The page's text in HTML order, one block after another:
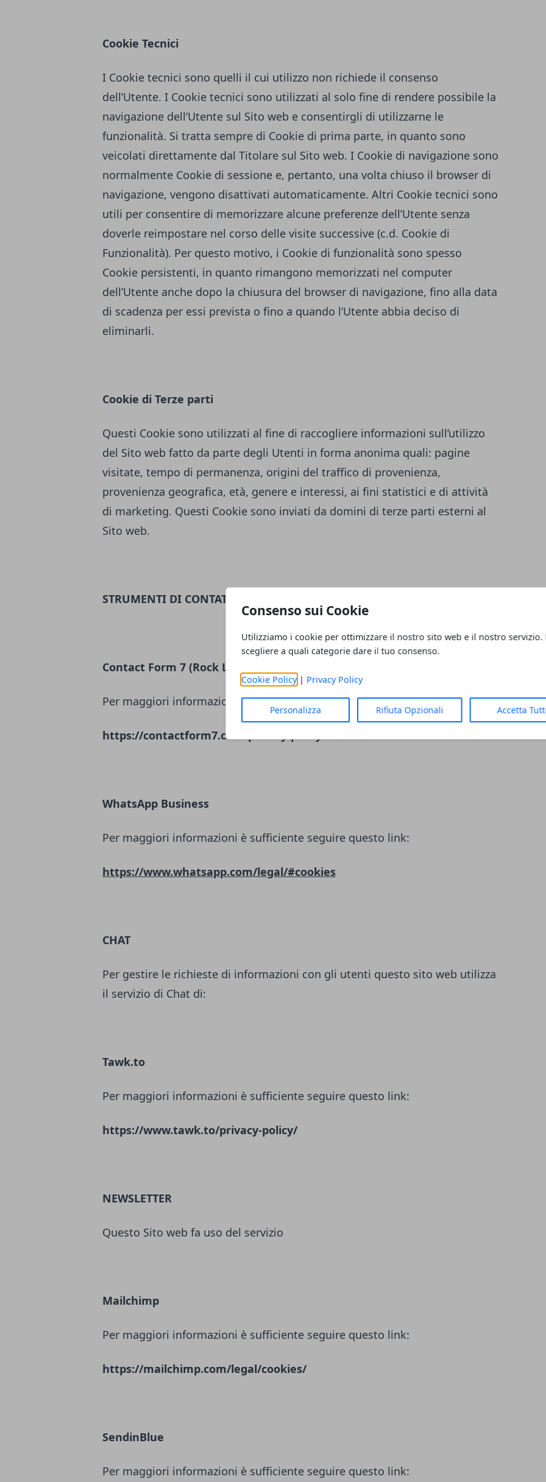
Consenso sui Cookie
Utilizziamo i cookie per ottimizzare il nostro sito web e il nostro servizio.
scegliere a quali categorie dare il tuo consenso.
Cookie Policy| Privacy Policy
Personalizza Rifiuta Opzionali Accetta
Cookie Tecnici
I Cookie tecnici sono quelli il cui utilizzo non richiede il consenso
dell’Utente. I Cookie tecnici sono utilizzati al solo fine di rendere possibile la
navigazione dell’Utente sul Sito web e consentirgli di utilizzarne le
funzionalità. Si tratta sempre di Cookie di prima parte, in quanto sono
veicolati direttamente dal Titolare sul Sito web. I Cookie di navigazione sono
normalmente Cookie di sessione e, pertanto, una volta chiuso il browser di
navigazione, vengono disattivati automaticamente. Altri Cookie tecnici sono
utili per consentire di memorizzare alcune preferenze dell’Utente senza
doverle reimpostare nel corso delle visite successive (c.d. Cookie di
Funzionalità). Per questo motivo, i Cookie di funzionalità sono spesso
Cookie persistenti, in quanto rimangono memorizzati nel computer
dell’Utente anche dopo la chiusura del browser di navigazione, fino alla data
di scadenza per essi prevista o fino a quando l’Utente abbia deciso di
eliminarli.
Cookie di Terze parti
Questi Cookie sono utilizzati al fine di raccogliere informazioni sull’utilizzo
del Sito web fatto da parte degli Utenti in forma anonima quali: pagine
visitate, tempo di permanenza, origini del traffico di provenienza,
provenienza geografica, età, genere e interessi, ai fini statistici e di attività
di marketing. Questi Cookie sono inviati da domini di terze parti esterni al
Sito web.
STRUMENTI DI CONTATTO
Contact Form 7 (Rock Lobster LLC)
Per maggiori informazioni è sufficiente seguire questo link:
https://contactform7.com/privacy-policy/
WhatsApp Business
Per maggiori informazioni è sufficiente seguire questo link:
https://www.whatsapp.com/legal/#cookies
CHAT
Per gestire le richieste di informazioni con gli utenti questo sito web utilizza
il servizio di Chat di:
Tawk.to
Per maggiori informazioni è sufficiente seguire questo link:
https://www.tawk.to/privacy-policy/
NEWSLETTER
Questo Sito web fa uso del servizio
Mailchimp
Per maggiori informazioni è sufficiente seguire questo link:
https://mailchimp.com/legal/cookies/
SendinBlue
Per maggiori informazioni è sufficiente seguire questo link: